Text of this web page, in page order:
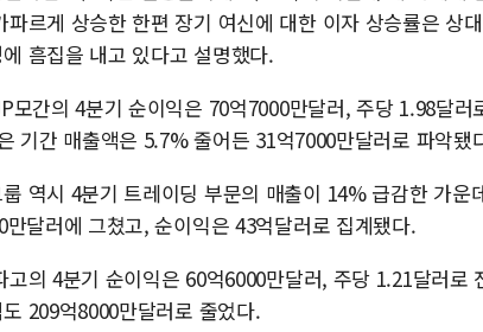
파르게 상승한 한편 장기 여신에 대한 이자 상승률은 상
흠집을 내고 있다고 설명했다.
모간의 4분기 순이익은 70억7000만달러, 주당 1.98달
기간 매출액은 5.7% 줄어든 31억7000만달러로 파악됐
역시 4분기 트레이딩 부문의 매출이 14% 급감한 가
만달러에 그쳤고, 순이익은 43억달러로 집계됐다.
고의 4분기 순이익은 60억6000만달러, 주당 1.21달러로
209억8000만달러로 줄었다.